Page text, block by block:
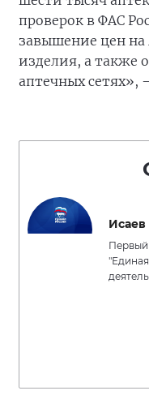
проверок в ФАС
завышение цен на
изделия, а также
аптечных сетях»,
Первый